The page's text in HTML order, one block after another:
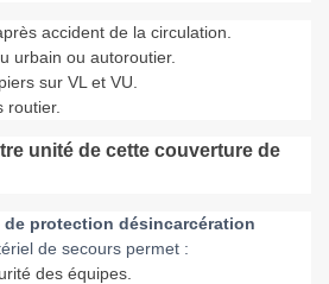
accident de la circulation.
urbain ou autoroutier.
sur VL et VU.
routier.
unité de cette couverture de
de protection désincarcération
de secours permet :
des équipes.